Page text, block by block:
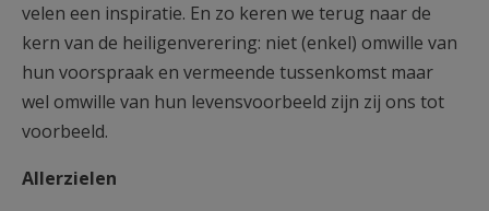
velen een inspiratie. En zo keren we terug naar de
kern van de heiligenverering: niet (enkel) omwille van
hun voorspraak en vermeende tussenkomst maar
wel omwille van hun levensvoorbeeld zijn zij ons tot
voorbeeld.
Allerzielen